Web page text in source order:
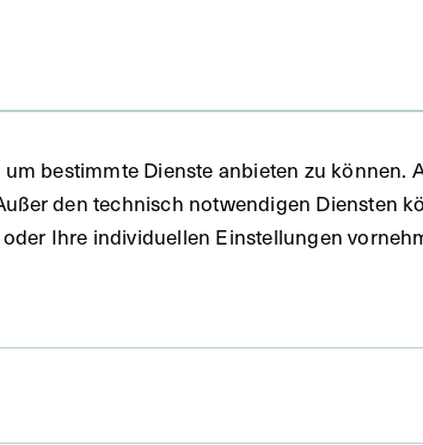
bestimmte Dienste anbieten zu können.
den technisch notwendigen Diensten
Ihre individuellen Einstellungen